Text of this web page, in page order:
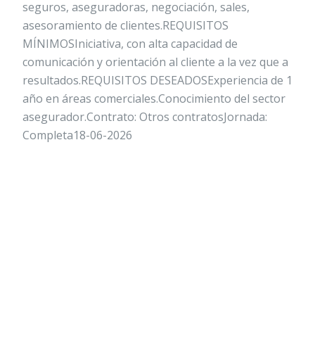
seguros, aseguradoras, negociación, sales,
asesoramiento de clientes.REQUISITOS
MÍNIMOSIniciativa, con alta capacidad de
comunicación y orientación al cliente a la vez que a
resultados.REQUISITOS DESEADOSExperiencia de 1
año en áreas comerciales.Conocimiento del sector
asegurador.Contrato: Otros contratosJornada:
Completa18-06-2026